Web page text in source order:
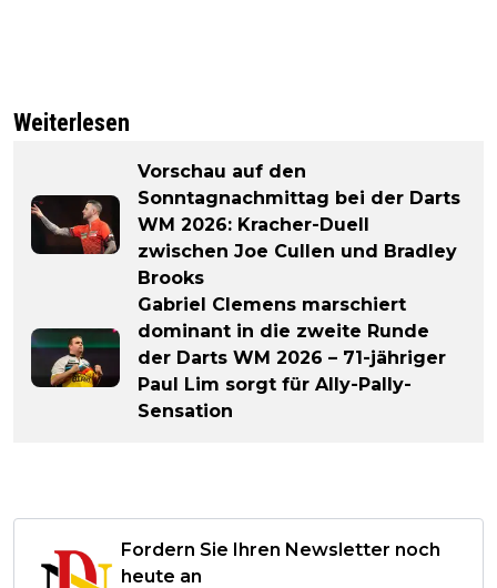
Weiterlesen
Vorschau auf den
Sonntagnachmittag bei der Darts
WM 2026: Kracher-Duell
zwischen Joe Cullen und Bradley
Brooks
Gabriel Clemens marschiert
dominant in die zweite Runde
der Darts WM 2026 – 71-jähriger
Paul Lim sorgt für Ally-Pally-
Sensation
Fordern Sie Ihren Newsletter noch
heute an